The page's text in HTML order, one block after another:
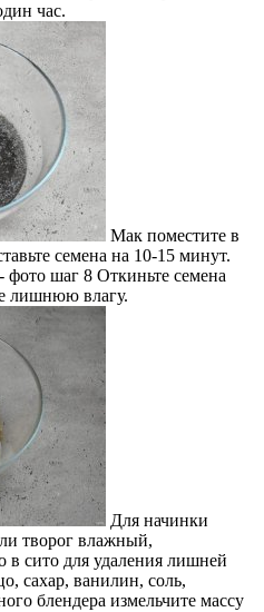
час.
Мак поместите в
семена на 10-15 минут.
Откиньте семена
лишнюю влагу.
Для начинки
творог влажный,
в сито для удаления лишней
сахар, ванилин, соль,
блендера измельчите массу